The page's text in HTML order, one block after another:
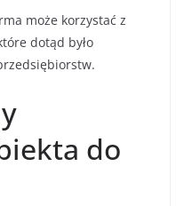
może korzystać z
dotąd było
do